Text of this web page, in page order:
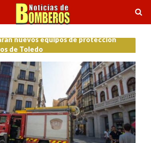
nuevos equipos de proteccion
de Toledo